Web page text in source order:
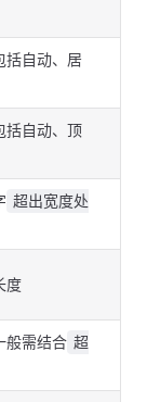
括自动、居
括自动、顶
超出宽度处
度
般需结合 超